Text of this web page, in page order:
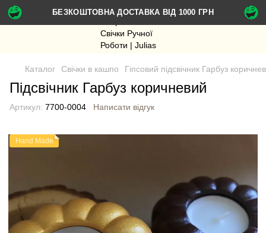
БЕЗКОШТОВНА ДОСТАВКА ВІД 1000 ГРН
Каталог Свічки в кашпо Гіпсовий підсвічник Гарбуз
Підсвічник Гарбуз коричневий
Артикул: 7700-0004 Написати відгук
Hand Made